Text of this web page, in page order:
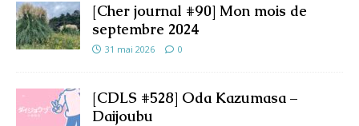
[Cher journal #90] Mon mois de
septembre 2024
31 mai 2026 0
[CDLS #528] Oda Kazumasa –
Daijoubu